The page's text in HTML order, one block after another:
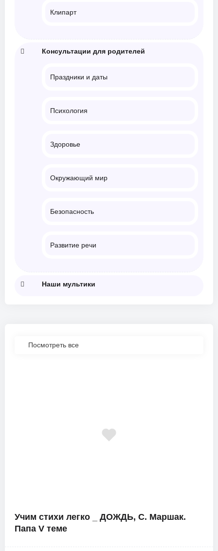
Клипарт
Консультации для родителей
Праздники и даты
Психология
Здоровье
Окружающий мир
Безопасность
Развитие речи
Наши мультики
Посмотреть все
Учим стихи легко _ ДОЖДЬ, С. Маршак.
Папа V теме